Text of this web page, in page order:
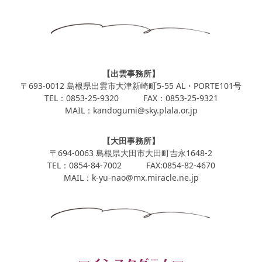
【出雲事務所】
〒693-0012 島根県出雲市大津新崎町5-55 AL・PORTE101号
TEL：0853-25-9320 FAX：0853-25-9321
MAIL：kandogumi@sky.plala.or.jp
【大田事務所】
〒694-0063 島根県大田市大田町吉永1648-2
TEL：0854-84-7002 FAX:0854-82-4670
MAIL：k-yu-nao@mx.miracle.ne.jp